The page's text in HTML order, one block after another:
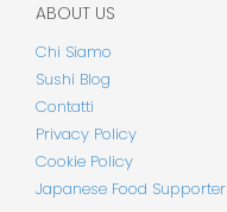
ABOUT US
Chi Siamo
Sushi Blog
Contatti
Privacy Policy
Cookie Policy
Japanese Food Supporter